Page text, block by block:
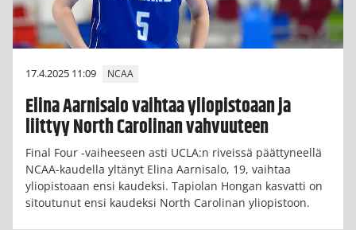
17.4.2025 11:09 NCAA
Elina Aarnisalo vaihtaa yliopistoaan ja
liittyy North Carolinan vahvuuteen
Final Four -vaiheeseen asti UCLA:n riveissä päättyneellä
NCAA-kaudella yltänyt Elina Aarnisalo, 19, vaihtaa
yliopistoaan ensi kaudeksi. Tapiolan Hongan kasvatti on
sitoutunut ensi kaudeksi North Carolinan yliopistoon.